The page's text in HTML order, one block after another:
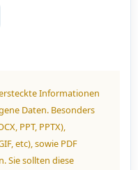
Informationen
Daten. Besonders
PPT, PPTX),
etc), sowie PDF
Sie sollten diese